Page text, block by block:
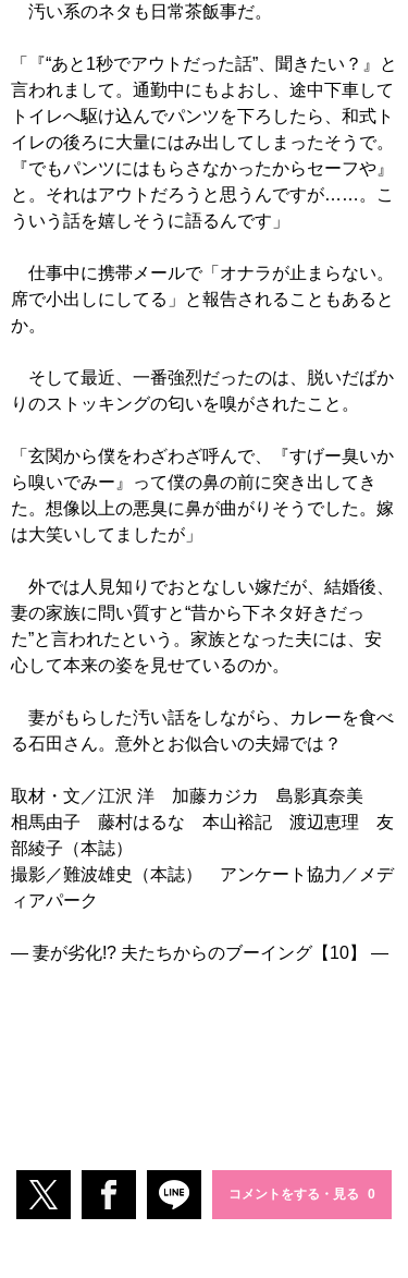
汚い系のネタも日常茶飯事だ。
「『“あと1秒でアウトだった話”、聞きたい？』と
言われまして。通勤中にもよおし、途中下車して
トイレへ駆け込んでパンツを下ろしたら、和式ト
イレの後ろに大量にはみ出してしまったそうで。
『でもパンツにはもらさなかったからセーフや』
と。それはアウトだろうと思うんですが……。こ
ういう話を嬉しそうに語るんです」
仕事中に携帯メールで「オナラが止まらない。
席で小出しにしてる」と報告されることもあると
か。
そして最近、一番強烈だったのは、脱いだばか
りのストッキングの匂いを嗅がされたこと。
「玄関から僕をわざわざ呼んで、『すげー臭いか
ら嗅いでみー』って僕の鼻の前に突き出してき
た。想像以上の悪臭に鼻が曲がりそうでした。嫁
は大笑いしてましたが」
外では人見知りでおとなしい嫁だが、結婚後、
妻の家族に問い質すと“昔から下ネタ好きだっ
た”と言われたという。家族となった夫には、安
心して本来の姿を見せているのか。
妻がもらした汚い話をしながら、カレーを食べ
る石田さん。意外とお似合いの夫婦では？
取材・文／江沢 洋 加藤カジカ 島影真奈美
相馬由子 藤村はるな 本山裕記 渡辺恵理 友
部綾子（本誌）
撮影／難波雄史（本誌） アンケート協力／メデ
ィアパーク
― 妻が劣化!? 夫たちからのブーイング【10】 ―
コメントをする・見る